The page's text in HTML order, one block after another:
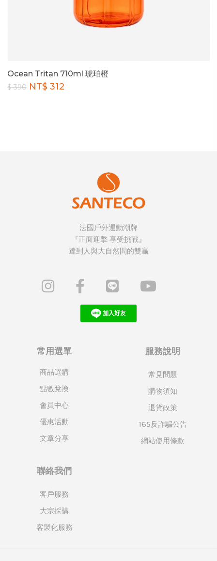
Ocean Tritan 710ml 琥珀橙
$ 390 NT$ 312
法國戶外運動潮牌
『正面迎擊 享受挑戰』
達到人與大自然間的雙贏
常用選單
商品選購
點數兌換
會員中心
優惠活動
文章分享
服務說明
常見問題
購物須知
退貨政策
165反詐騙公告
網站使用條款
聯絡我們
客戶服務
大宗採購
客製化服務